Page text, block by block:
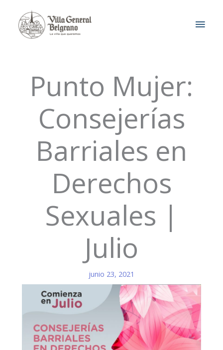
contenido
Punto Mujer:
Consejerías
Barriales en
Derechos
Sexuales |
Julio
junio 23, 2021